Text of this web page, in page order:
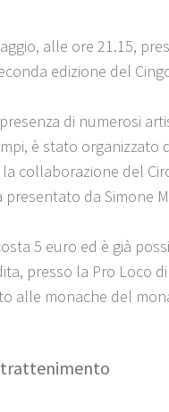
alle ore 21.15,
edizione del
di numerosi
è stato organizzato
collaborazione del
da Simone
5 euro ed è già
presso la Pro Loco
alle monache del